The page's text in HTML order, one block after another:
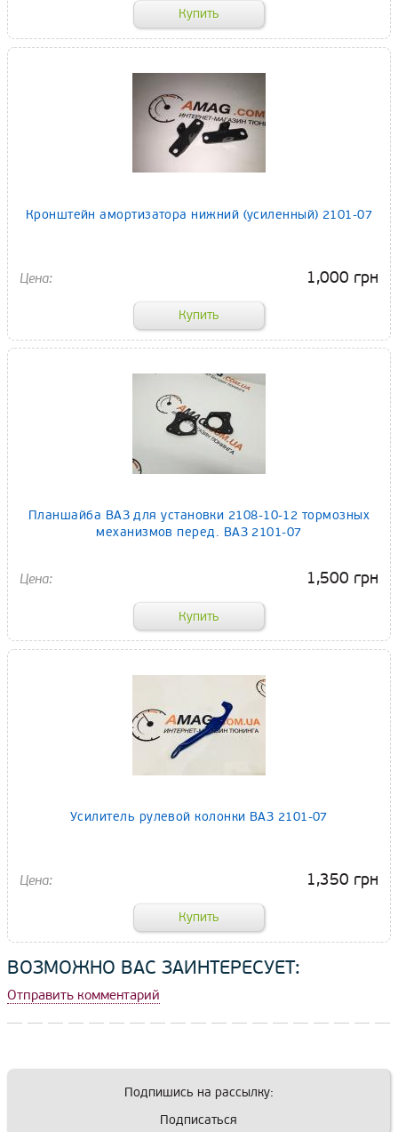
Кронштейн амортизатора нижний (усиленный) 2101-07
1,000 грн
Планшайба ВАЗ для установки 2108-10-12 тормозных
механизмов перед. ВАЗ 2101-07
1,500 грн
Усилитель рулевой колонки ВАЗ 2101-07
1,350 грн
ВОЗМОЖНО ВАС ЗАИНТЕРЕСУЕТ:
Отправить комментарий
Подпишись на рассылку:
Подписаться